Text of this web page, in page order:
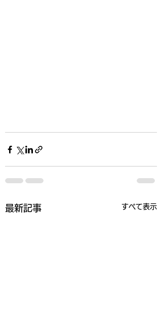
最新記事 すべて表示